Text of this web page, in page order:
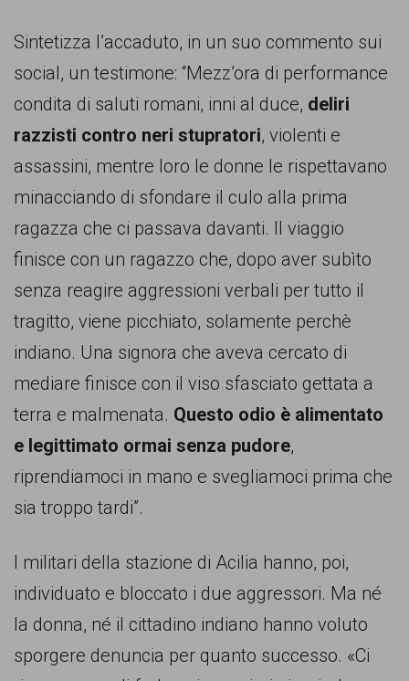
Sintetizza l’accaduto, in un suo commento sui
social, un testimone: “Mezz’ora di performance
condita di saluti romani, inni al duce, deliri
razzisti contro neri stupratori, violenti e
assassini, mentre loro le donne le rispettavano
minacciando di sfondare il culo alla prima
ragazza che ci passava davanti. Il viaggio
finisce con un ragazzo che, dopo aver subìto
senza reagire aggressioni verbali per tutto il
tragitto, viene picchiato, solamente perchè
indiano. Una signora che aveva cercato di
mediare finisce con il viso sfasciato gettata a
terra e malmenata. Questo odio è alimentato
e legittimato ormai senza pudore,
riprendiamoci in mano e svegliamoci prima che
sia troppo tardi”.
I militari della stazione di Acilia hanno, poi,
individuato e bloccato i due aggressori. Ma né
la donna, né il cittadino indiano hanno voluto
sporgere denuncia per quanto successo. «Ci